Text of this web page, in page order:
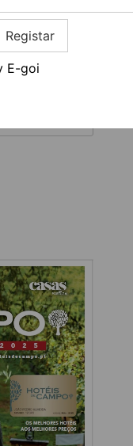
Registar
E-goi
viagens em